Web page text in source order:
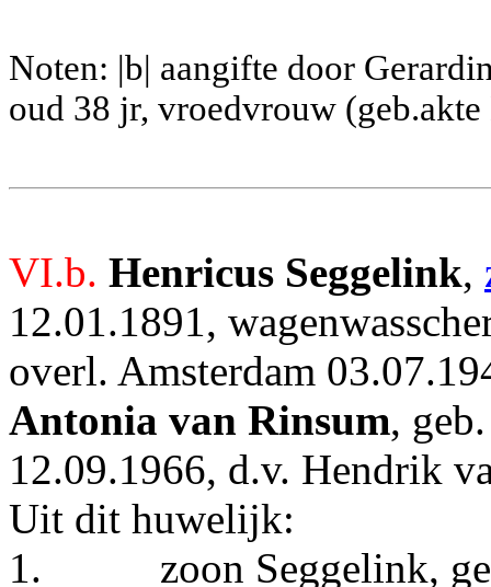
Noten: |b| aangifte door
oud 38 jr, vroedvrouw
VI.b. Henricus Seggelink,
12.01.1891,
overl. Amsterdam
Antonia van Rinsum,
12.09.1966, d.v. Hendrik
Uit dit huwelijk:
1.
zoon Seggelink,